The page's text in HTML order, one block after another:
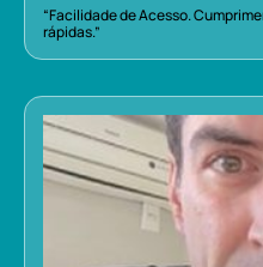
“Facilidade de Acesso.
rápidas.”